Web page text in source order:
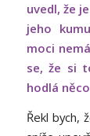
uvedl, že
jeho
moci
se, že si
hodlá
Řekl bych,